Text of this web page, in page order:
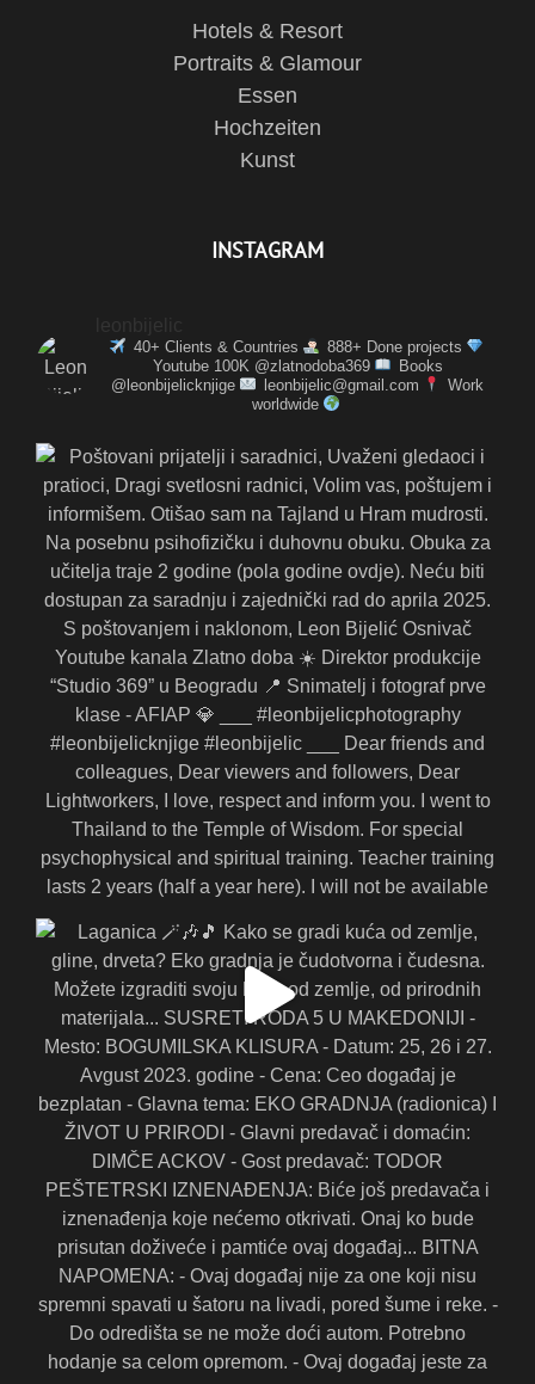
Hotels & Resort
Portraits & Glamour
Essen
Hochzeiten
Kunst
INSTAGRAM
40+ Clients & Countries
888+ Done projects
Youtube 100K @zlatnodoba369
Books
@leonbijelicknjige
leonbijelic@gmail.com
Work
worldwide